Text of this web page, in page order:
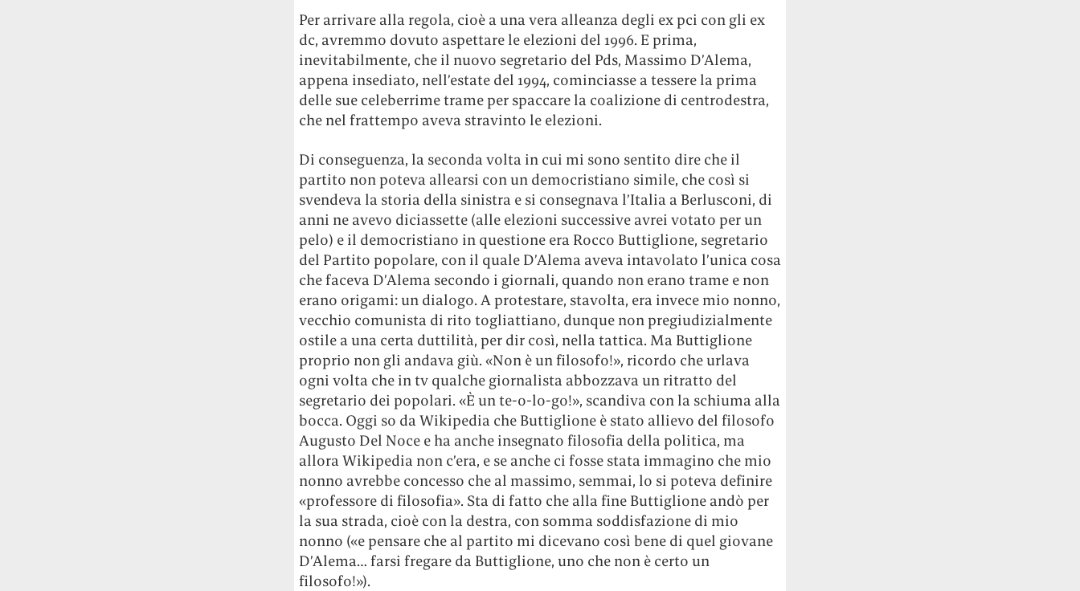
Per arrivare alla regola, cioè a una vera alleanza degli ex pci con gli ex
dc, avremmo dovuto aspettare le elezioni del 1996. E prima,
inevitabilmente, che il nuovo segretario del Pds, Massimo D’Alema,
appena insediato, nell’estate del 1994, cominciasse a tessere la prima
delle sue celeberrime trame per spaccare la coalizione di centrodestra,
che nel frattempo aveva stravinto le elezioni.
Di conseguenza, la seconda volta in cui mi sono sentito dire che il
partito non poteva allearsi con un democristiano simile, che così si
svendeva la storia della sinistra e si consegnava l’Italia a Berlusconi, di
anni ne avevo diciassette (alle elezioni successive avrei votato per un
pelo) e il democristiano in questione era Rocco Buttiglione, segretario
del Partito popolare, con il quale D’Alema aveva intavolato l’unica cosa
che faceva D’Alema secondo i giornali, quando non erano trame e non
erano origami: un dialogo. A protestare, stavolta, era invece mio nonno,
vecchio comunista di rito togliattiano, dunque non pregiudizialmente
ostile a una certa duttilità, per dir così, nella tattica. Ma Buttiglione
proprio non gli andava giù. «Non è un filosofo!», ricordo che urlava
ogni volta che in tv qualche giornalista abbozzava un ritratto del
segretario dei popolari. «È un te-o-lo-go!», scandiva con la schiuma alla
bocca. Oggi so da Wikipedia che Buttiglione è stato allievo del filosofo
Augusto Del Noce e ha anche insegnato filosofia della politica, ma
allora Wikipedia non c’era, e se anche ci fosse stata immagino che mio
nonno avrebbe concesso che al massimo, semmai, lo si poteva definire
«professore di filosofia». Sta di fatto che alla fine Buttiglione andò per
la sua strada, cioè con la destra, con somma soddisfazione di mio
nonno («e pensare che al partito mi dicevano così bene di quel giovane
D’Alema… farsi fregare da Buttiglione, uno che non è certo un
filosofo!»).